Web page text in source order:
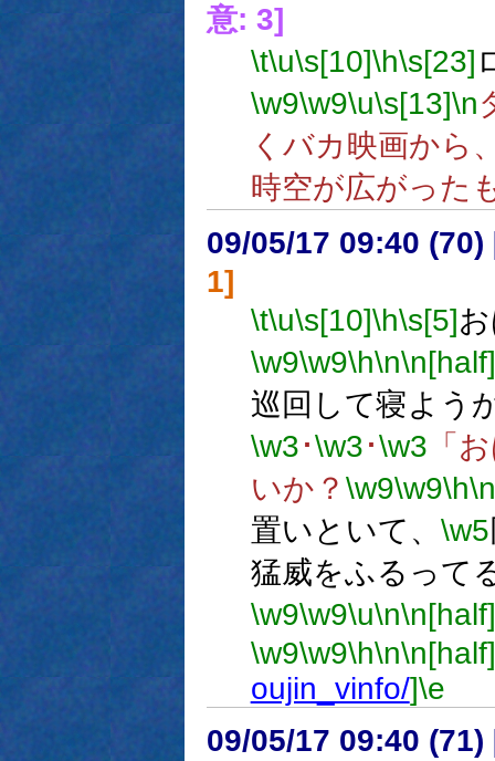
意: 3]
\t\u\s[10]\h\s[23]
\w9\w9\u\s[13]\n
くバカ映画から
時空が広がった
09/05/17 09:40 (70)
1]
\t\u\s[10]\h\s[5]
\w9\w9\h\n\n[half]
巡回して寝よう
\w3･\w3･\w3 「
いか？ \w9\w9\h\n
置いといて、 \w5
猛威をふるって
\w9\w9\u\n\n[half]
\w9\w9\h\n\n[half]
oujin_vinfo/]\e
09/05/17 09:40 (71)